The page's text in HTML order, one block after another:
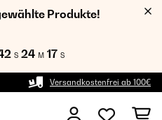
Produkte!
S 24 M 17 S
Versandkostenfrei ab 100€